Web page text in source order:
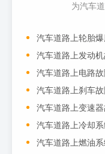
为汽车
汽车道路上轮胎
汽车道路上发动
汽车道路上电路
汽车道路上刹车
汽车道路上变速
汽车道路上冷却
汽车道路上燃油